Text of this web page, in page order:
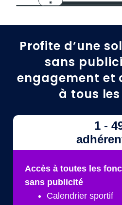
Profite d’une
sans
engagement et
à tous
1 -
Accès à toutes les
sans publicité
Calendrier sportif